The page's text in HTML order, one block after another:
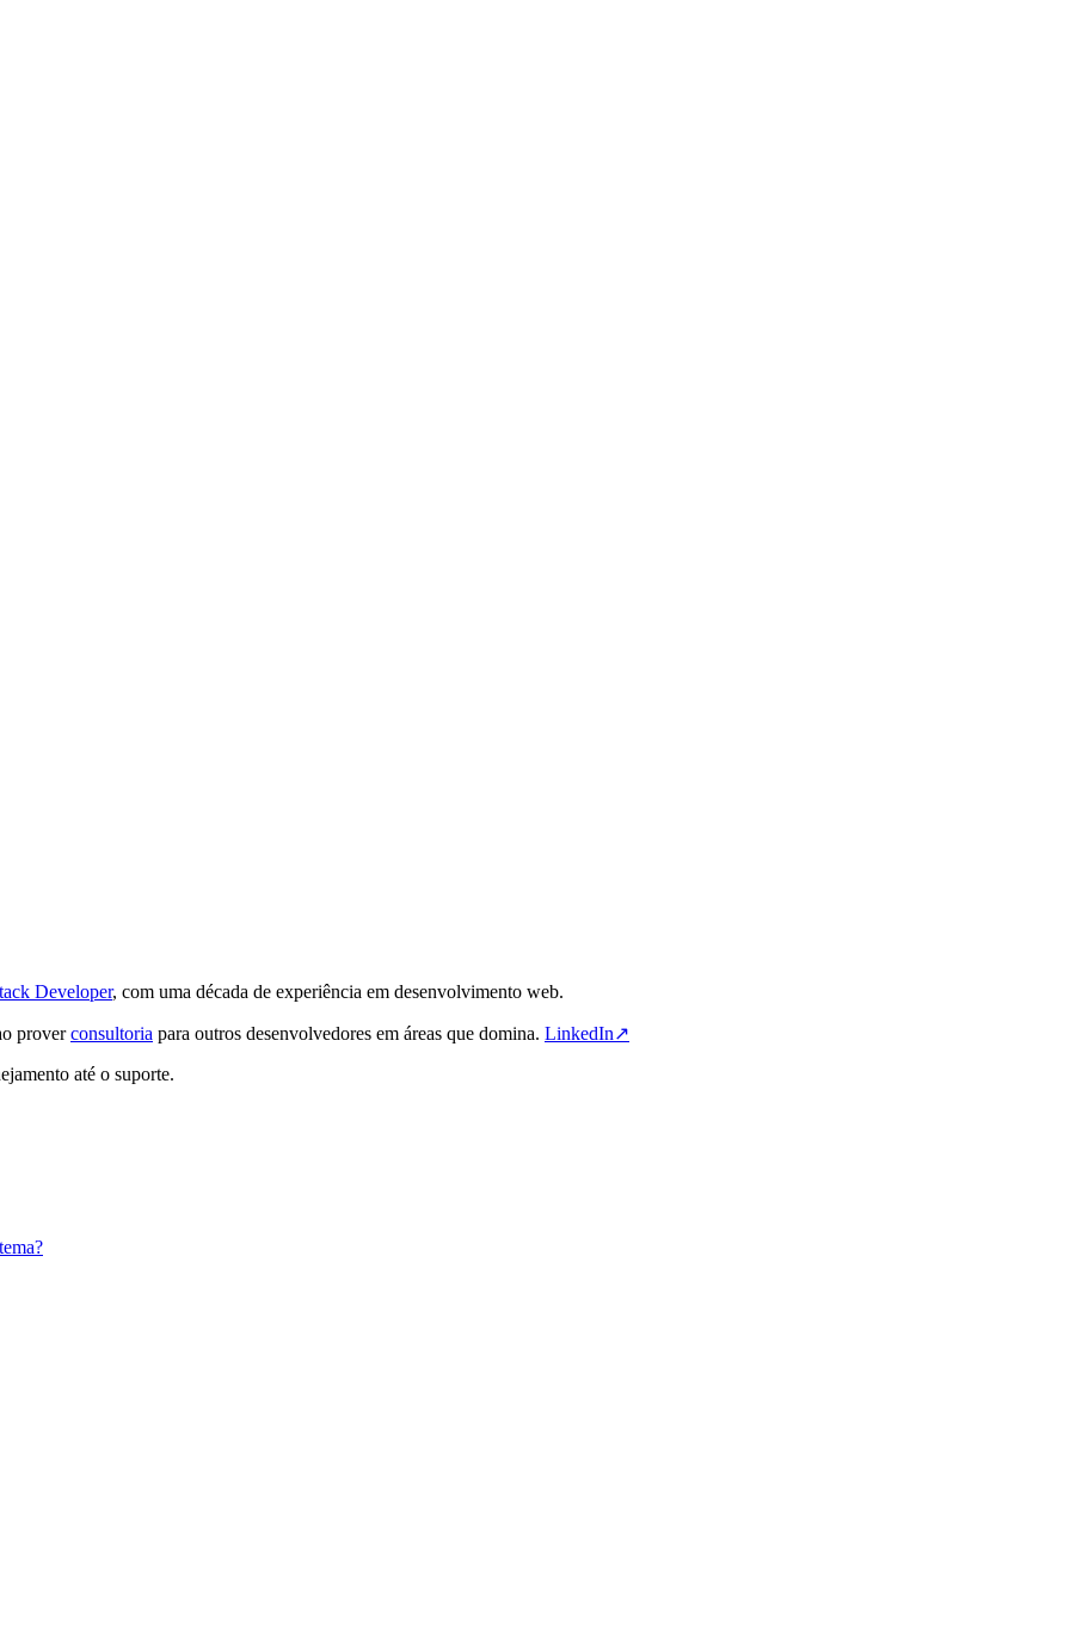
Developer, com uma década de experiência em desenvolvimento web.
proverconsultoria para outros desenvolvedores em áreas que domina. LinkedIn↗
até o suporte.